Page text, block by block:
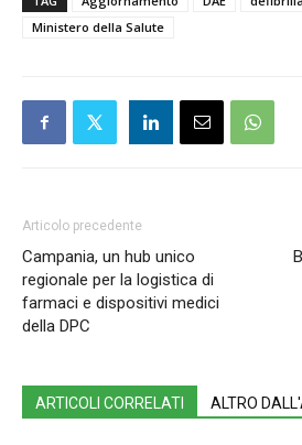
Ministero della Salute
Articolo precedente
Campania, un hub unico
regionale per la logistica di
farmaci e dispositivi medici
della DPC
ARTICOLI CORRELATI ALTRO